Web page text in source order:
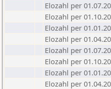
Elozahl per
Elozahl per
Elozahl per
Elozahl per
Elozahl per
Elozahl per
Elozahl per
Elozahl per